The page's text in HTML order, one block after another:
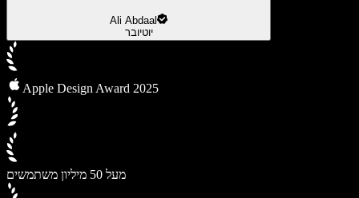
Ali Abdaal
יוטיובר
Apple Design Award 2025
מעל 50 מיליון משתמשים